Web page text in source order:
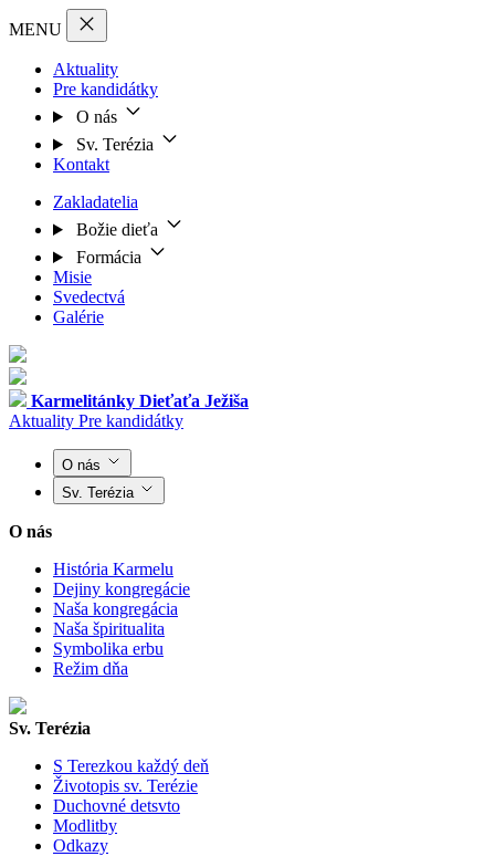
MENU
Aktuality
Pre kandidátky
O nás
Sv. Terézia
Kontakt
Zakladatelia
Božie dieťa
Formácia
Misie
Svedectvá
Galérie
Karmelitánky Dieťaťa Ježiša
Aktuality Pre kandidátky
O nás
Sv. Terézia
O nás
História Karmelu
Dejiny kongregácie
Naša kongregácia
Naša špiritualita
Symbolika erbu
Režim dňa
Sv. Terézia
S Terezkou každý deň
Životopis sv. Terézie
Duchovné detsvto
Modlitby
Odkazy